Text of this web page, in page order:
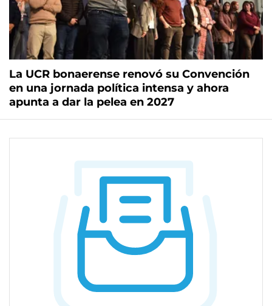
La UCR bonaerense renovó su Convención
en una jornada política intensa y ahora
apunta a dar la pelea en 2027